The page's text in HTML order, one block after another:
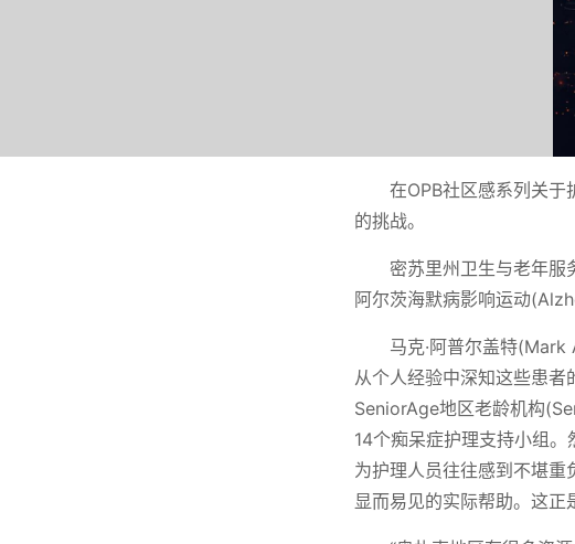
在OPB社区感系列关
的挑战。
密苏里州卫生与老年服
阿尔茨海默病影响运动
马克·阿普尔盖特
从个人经验中深知这些患
SeniorAge地区老龄机构
14个痴呆症护理支持小组
为护理人员往往感到不堪
显而易见的实际帮助。这正